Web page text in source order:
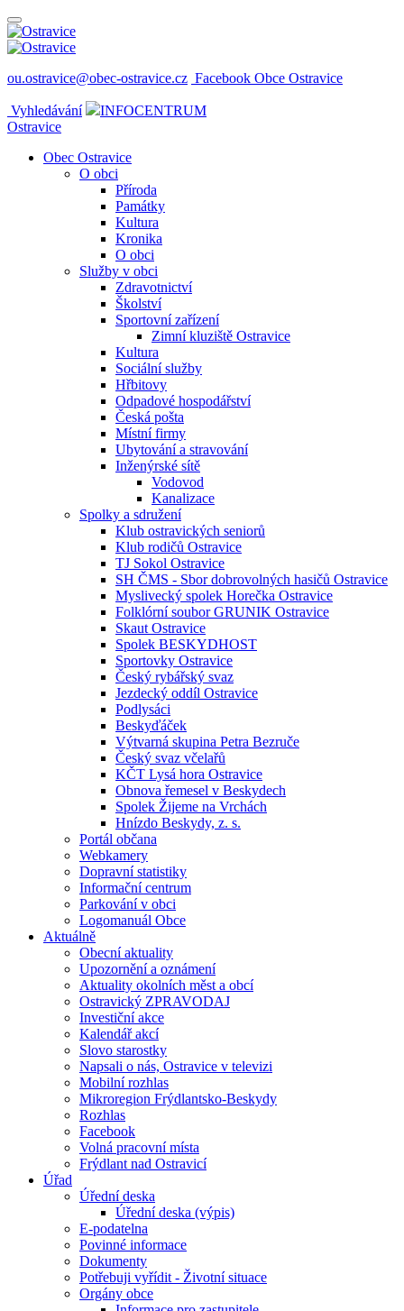
ou.ostravice@obec-ostravice.cz Facebook Obce Ostravice
Vyhledávání
INFOCENTRUM
Ostravice
Obec Ostravice
O obci
Příroda
Památky
Kultura
Kronika
O obci
Služby v obci
Zdravotnictví
Školství
Sportovní zařízení
Zimní kluziště Ostravice
Kultura
Sociální služby
Hřbitovy
Odpadové hospodářství
Česká pošta
Místní firmy
Ubytování a stravování
Inženýrské sítě
Vodovod
Kanalizace
Spolky a sdružení
Klub ostravických seniorů
Klub rodičů Ostravice
TJ Sokol Ostravice
SH ČMS - Sbor dobrovolných hasičů Ostravice
Myslivecký spolek Horečka Ostravice
Folklórní soubor GRUNIK Ostravice
Skaut Ostravice
Spolek BESKYDHOST
Sportovky Ostravice
Český rybářský svaz
Jezdecký oddíl Ostravice
Podlysáci
Beskyďáček
Výtvarná skupina Petra Bezruče
Český svaz včelařů
KČT Lysá hora Ostravice
Obnova řemesel v Beskydech
Spolek Žijeme na Vrchách
Hnízdo Beskydy, z. s.
Portál občana
Webkamery
Dopravní statistiky
Informační centrum
Parkování v obci
Logomanuál Obce
Aktuálně
Obecní aktuality
Upozornění a oznámení
Aktuality okolních měst a obcí
Ostravický ZPRAVODAJ
Investiční akce
Kalendář akcí
Slovo starostky
Napsali o nás, Ostravice v televizi
Mobilní rozhlas
Mikroregion Frýdlantsko-Beskydy
Rozhlas
Facebook
Volná pracovní místa
Frýdlant nad Ostravicí
Úřad
Úřední deska
Úřední deska (výpis)
E-podatelna
Povinné informace
Dokumenty
Potřebuji vyřídit - Životní situace
Orgány obce